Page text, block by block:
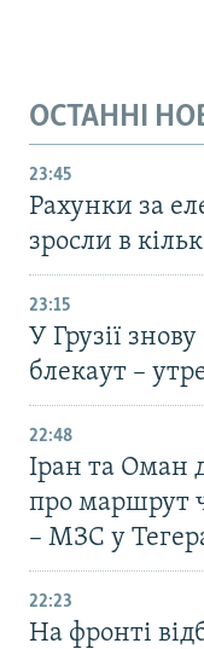
ОСТАННІ
23:45
Рахунки за
зросли в
23:15
У Грузії
блекаут –
22:48
Іран та Оман
про маршрут
– МЗС у
22:23
На фронті